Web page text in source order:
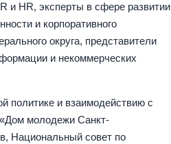
и HR, эксперты в сфере развитии
и корпоративного
округа, представители
и некоммерческих
политике и взаимодействию с
молодежи Санкт-
Национальный совет по